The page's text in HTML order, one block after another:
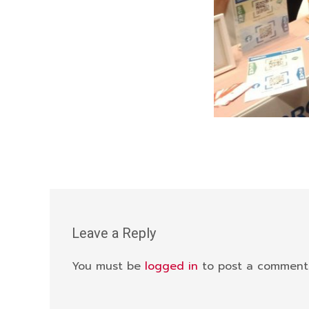
Leave a Reply
You must be logged in to post a